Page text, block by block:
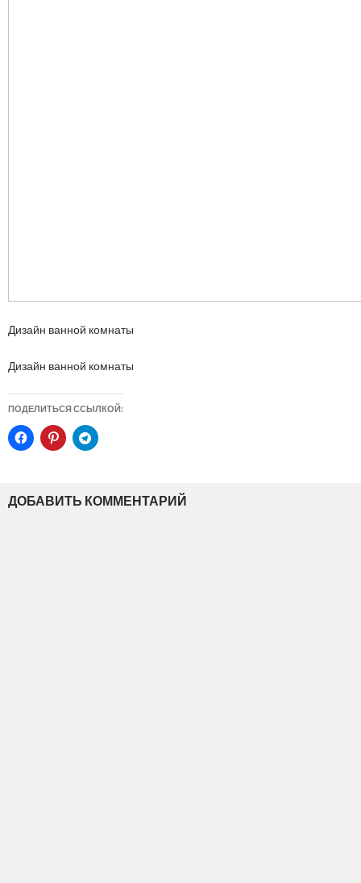
Дизайн ванной комнаты
Дизайн ванной комнаты
ПОДЕЛИТЬСЯ ССЫЛКОЙ:
ДОБАВИТЬ КОММЕНТАРИЙ